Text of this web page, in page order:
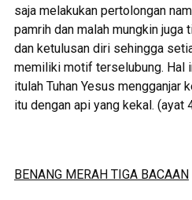
saja melakukan pertolongan
pamrih dan malah mungkin juga
dan ketulusan diri sehingga
memiliki motif terselubung. Hal
itulah Tuhan Yesus mengganjar
itu dengan api yang kekal. (ayat
BENANG MERAH TIGA BACAAN